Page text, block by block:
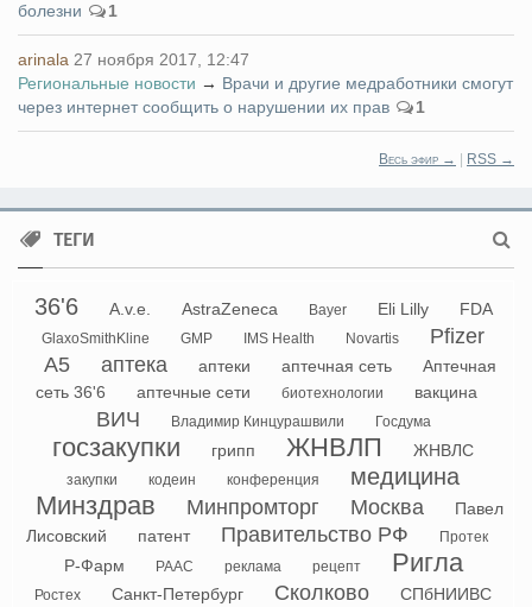
болезни
1
arinala 27 ноября 2017, 12:47
Региональные новости → Врачи и другие медработники смогут
через интернет сообщить о нарушении их прав
1
Весь эфир → RSS →
ТЕГИ
36'6 A.v.e. AstraZeneca Bayer Eli Lilly FDA
GlaxoSmithKline GMP IMS Health Novartis
Pfizer
А5
аптека аптеки аптечная сеть
Аптечная
сеть 36'6
аптечные сети биотехнологии вакцина
ВИЧ Владимир Кинцурашвили Госдума
госзакупки грипп ЖНВЛП ЖНВЛС
закупки кодеин конференция медицина
Минздрав Минпромторг Москва
Павел
Лисовский
патент Правительство РФ Протек
Р-Фарм РААС реклама рецепт Ригла
Ростех Санкт-Петербург Сколково СПбНИИВС